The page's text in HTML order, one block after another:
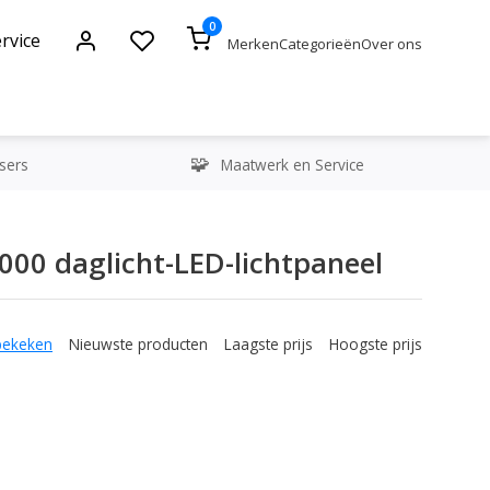
0
MerkenCategorieënOver ons
Maatwerk en Service
daglicht-LED-lichtpaneel
Nieuwste producten Laagste prijs Hoogste prijs